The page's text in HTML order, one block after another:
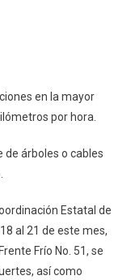
en la mayor
por hora.
de árboles o cables
Estatal de
al 21 de este mes,
Frío No. 51, se
así como